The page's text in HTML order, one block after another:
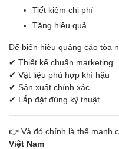
Tiết kiệm chi phí
Tăng hiệu quả
Để biển hiệu quảng cáo tòa
✔ Thiết kế chuẩn marketing
✔ Vật liệu phù hợp khí hậu
✔ Sản xuất chính xác
✔ Lắp đặt đúng kỹ thuật
👉 Và đó chính là thế mạnh
Việt Nam